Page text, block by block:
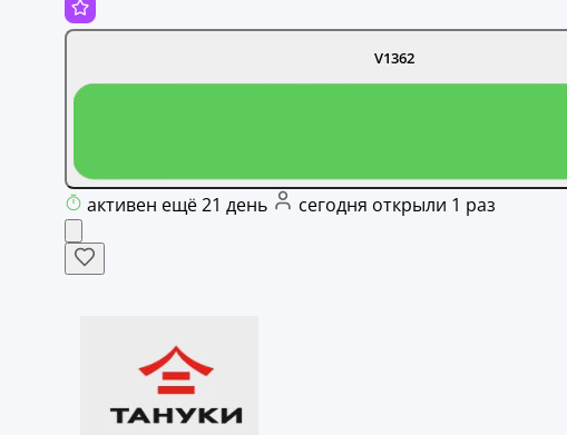
V1362
активен ещё 21 день сегодня открыли 1 раз